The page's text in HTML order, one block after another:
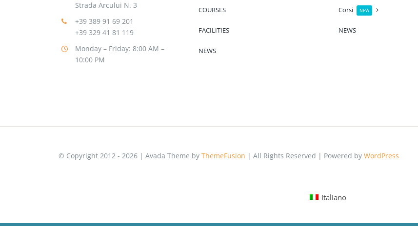
Strada Arcului N. 3
+39 389 91 69 201
+39 329 41 81 119
Monday – Friday: 8:00 AM –
10:00 PM
COURSES
FACILITIES
NEWS
Corsi NEW
NEWS
© Copyright 2012 - 2026 | Avada Theme by ThemeFusion | All Rights Reserved | Powered by WordPress
Italiano